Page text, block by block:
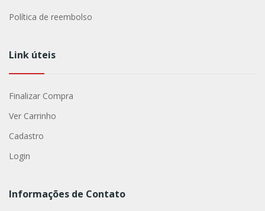
Política de reembolso
Link úteis
Finalizar Compra
Ver Carrinho
Cadastro
Login
Informações de Contato